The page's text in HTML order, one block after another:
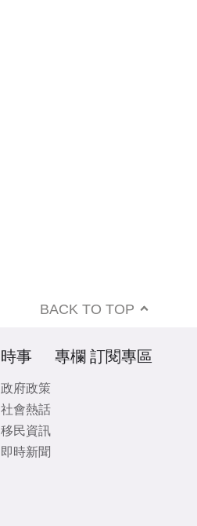
BACK TO TOP
時事
政府政策
社會熱話
移民資訊
即時新聞
專欄 訂閱專區